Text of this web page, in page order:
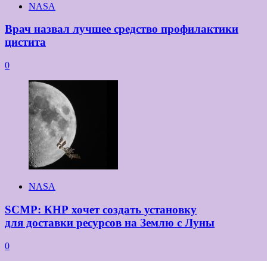
NASA
Врач назвал лучшее средство профилактики
цистита
0
NASA
SCMP: КНР хочет создать установку
для доставки ресурсов на Землю с Луны
0